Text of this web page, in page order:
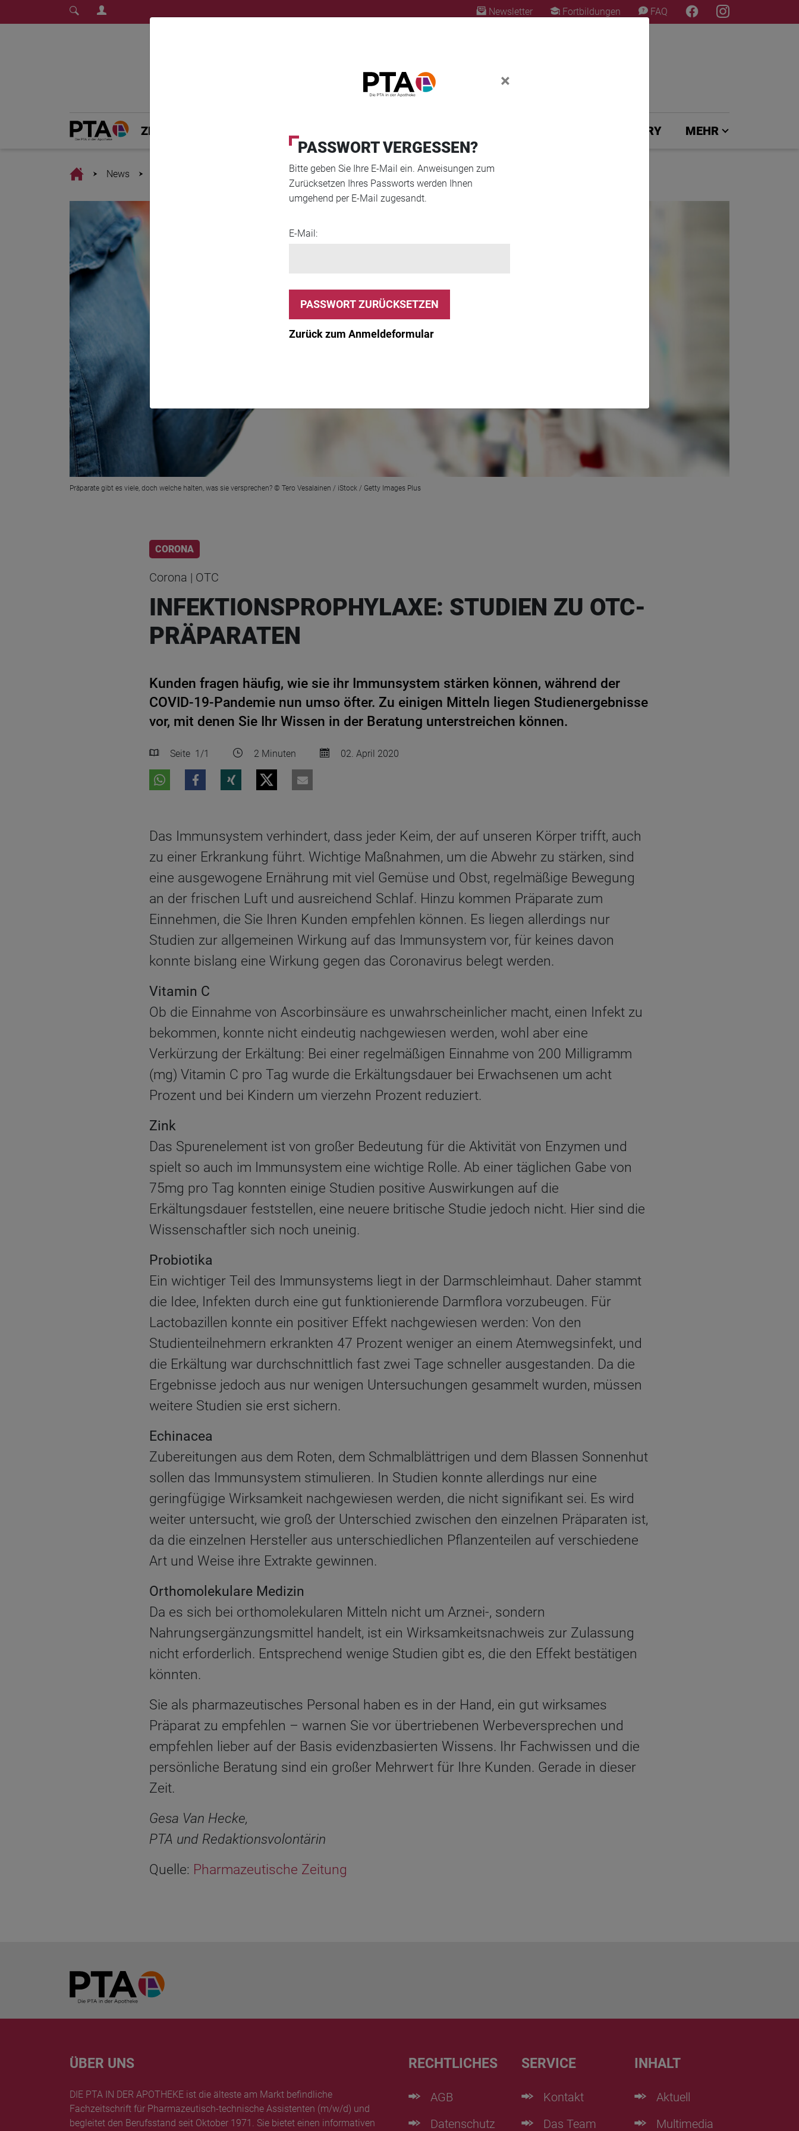
Login Menu Newsletter Fortbildungen FAQ
Home
ZEITSCHRIFT EXPERTENJURY MEHR
HomeNews Infektionsprophylaxe: Studien zu OTC-Präparaten
×
PASSWORT VERGESSEN?
Bitte geben Sie Ihre E-Mail ein. Anweisungen zum
Zurücksetzen Ihres Passworts werden Ihnen
umgehend per E-Mail zugesandt.
E-Mail:
Zurück zum Anmeldeformular
Präparate gibt es viele, doch welche halten, was sie versprechen? © Tero Vesalainen / iStock / Getty Images Plus
CORONA
Corona | OTC
INFEKTIONSPROPHYLAXE: STUDIEN ZU OTC-
PRÄPARATEN
Kunden fragen häufig, wie sie ihr Immunsystem stärken können, während der
COVID-19-Pandemie nun umso öfter. Zu einigen Mitteln liegen Studienergebnisse
vor, mit denen Sie Ihr Wissen in der Beratung unterstreichen können.
Seite 1/1 2 Minuten 02. April 2020
Das Immunsystem verhindert, dass jeder Keim, der auf unseren Körper trifft, auch
zu einer Erkrankung führt. Wichtige Maßnahmen, um die Abwehr zu stärken, sind
eine ausgewogene Ernährung mit viel Gemüse und Obst, regelmäßige Bewegung
an der frischen Luft und ausreichend Schlaf. Hinzu kommen Präparate zum
Einnehmen, die Sie Ihren Kunden empfehlen können. Es liegen allerdings nur
Studien zur allgemeinen Wirkung auf das Immunsystem vor, für keines davon
konnte bislang eine Wirkung gegen das Coronavirus belegt werden.
Vitamin C
Ob die Einnahme von Ascorbinsäure es unwahrscheinlicher macht, einen Infekt zu
bekommen, konnte nicht eindeutig nachgewiesen werden, wohl aber eine
Verkürzung der Erkältung: Bei einer regelmäßigen Einnahme von 200 Milligramm
(mg) Vitamin C pro Tag wurde die Erkältungsdauer bei Erwachsenen um acht
Prozent und bei Kindern um vierzehn Prozent reduziert.
Zink
Das Spurenelement ist von großer Bedeutung für die Aktivität von Enzymen und
spielt so auch im Immunsystem eine wichtige Rolle. Ab einer täglichen Gabe von
75mg pro Tag konnten einige Studien positive Auswirkungen auf die
Erkältungsdauer feststellen, eine neuere britische Studie jedoch nicht. Hier sind die
Wissenschaftler sich noch uneinig.
Probiotika
Ein wichtiger Teil des Immunsystems liegt in der Darmschleimhaut. Daher stammt
die Idee, Infekten durch eine gut funktionierende Darmflora vorzubeugen. Für
Lactobazillen konnte ein positiver Effekt nachgewiesen werden: Von den
Studienteilnehmern erkrankten 47 Prozent weniger an einem Atemwegsinfekt, und
die Erkältung war durchschnittlich fast zwei Tage schneller ausgestanden. Da die
Ergebnisse jedoch aus nur wenigen Untersuchungen gesammelt wurden, müssen
weitere Studien sie erst sichern.
Echinacea
Zubereitungen aus dem Roten, dem Schmalblättrigen und dem Blassen Sonnenhut
sollen das Immunsystem stimulieren. In Studien konnte allerdings nur eine
geringfügige Wirksamkeit nachgewiesen werden, die nicht signifikant sei. Es wird
weiter untersucht, wie groß der Unterschied zwischen den einzelnen Präparaten ist,
da die einzelnen Hersteller aus unterschiedlichen Pflanzenteilen auf verschiedene
Art und Weise ihre Extrakte gewinnen.
Orthomolekulare Medizin
Da es sich bei orthomolekularen Mitteln nicht um Arznei-, sondern
Nahrungsergänzungsmittel handelt, ist ein Wirksamkeitsnachweis zur Zulassung
nicht erforderlich. Entsprechend wenige Studien gibt es, die den Effekt bestätigen
könnten.
Sie als pharmazeutisches Personal haben es in der Hand, ein gut wirksames
Präparat zu empfehlen – warnen Sie vor übertriebenen Werbeversprechen und
empfehlen lieber auf der Basis evidenzbasierten Wissens. Ihr Fachwissen und die
persönliche Beratung sind ein großer Mehrwert für Ihre Kunden. Gerade in dieser
Zeit.
Gesa Van Hecke,
PTA und Redaktionsvolontärin
Quelle: Pharmazeutische Zeitung
Home
ÜBER UNS
DIE PTA IN DER APOTHEKE ist die älteste am Markt befindliche
Fachzeitschrift für Pharmazeutisch-technische Assistenten (m/w/d) und
begleitet den Berufsstand seit Oktober 1971. Sie bietet einen informativen
RECHTLICHES
AGB
Datenschutz
SERVICE
Kontakt
Das Team
INHALT
Aktuell
Multimedia
×